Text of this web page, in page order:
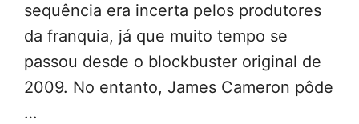
sequência era incerta pelos produtores
da franquia, já que muito tempo se
passou desde o blockbuster original de
2009. No entanto, James Cameron pôde
…